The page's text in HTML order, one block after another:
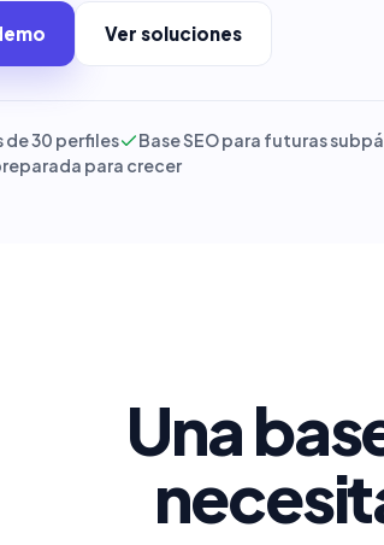
Ver soluciones
de 30 perfiles
Base SEO para futuras
para crecer
Una